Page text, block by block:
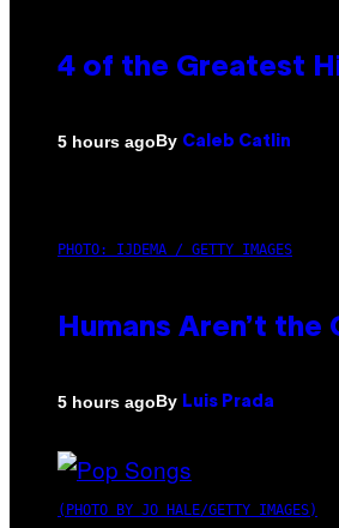
4 of the Greatest
5 hours agoBy Caleb Catlin
PHOTO: IJDEMA / GETTY IMAGES
Humans Aren’t the
5 hours agoBy Luis Prada
(PHOTO BY JO HALE/GETTY IMAGES)